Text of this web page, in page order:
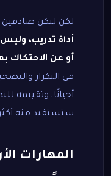
لكن لنكن صادقين
أداة تدريب،
أو عن الاحتكاك
في التكرار
أحيانًا، وتقييمه
ستستفيد منه أكثر